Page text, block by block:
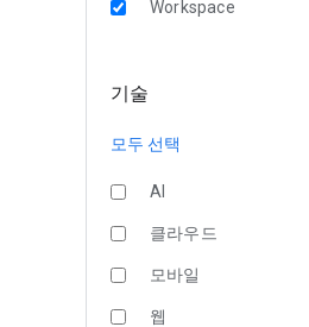
Workspace
기술
모두 선택
AI
클라우드
모바일
웹